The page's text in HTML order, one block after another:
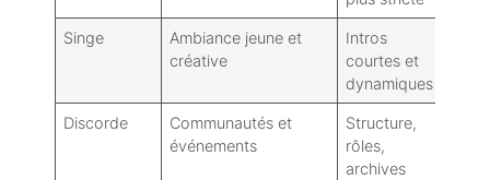
Singe
Ambiance jeune et
créative
Intros
courtes et
dynamiques
Discorde
Communautés et
événements
Structure,
rôles,
archives